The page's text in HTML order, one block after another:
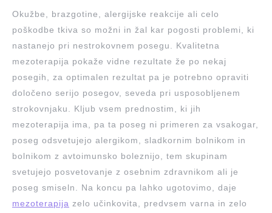
Okužbe, brazgotine, alergijske reakcije ali celo
poškodbe tkiva so možni in žal kar pogosti problemi, ki
nastanejo pri nestrokovnem posegu. Kvalitetna
mezoterapija pokaže vidne rezultate že po nekaj
posegih, za optimalen rezultat pa je potrebno opraviti
določeno serijo posegov, seveda pri usposobljenem
strokovnjaku. Kljub vsem prednostim, ki jih
mezoterapija ima, pa ta poseg ni primeren za vsakogar,
poseg odsvetujejo alergikom, sladkornim bolnikom in
bolnikom z avtoimunsko boleznijo, tem skupinam
svetujejo posvetovanje z osebnim zdravnikom ali je
poseg smiseln. Na koncu pa lahko ugotovimo, daje
mezoterapija zelo učinkovita, predvsem varna in zelo